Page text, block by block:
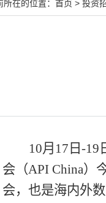
所在的位置： 首页 > 投资
10月 17 日 -19
会（API China）
会，也是海内外